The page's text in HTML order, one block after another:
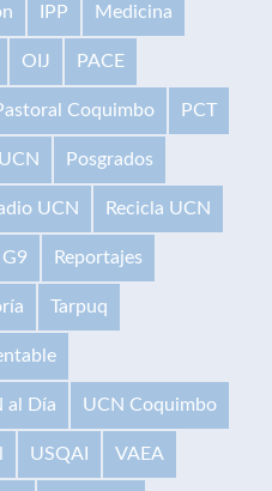
IPP Medicina
OIJ PACE
Coquimbo PCT
Posgrados
UCN Recicla UCN
G9 Reportajes
Tarpuq
al Día UCN Coquimbo
USQAI VAEA